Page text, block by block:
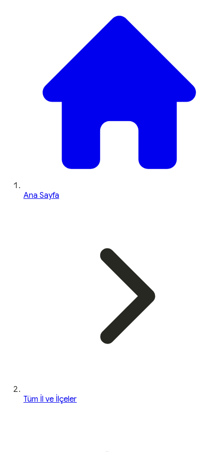
Ana Sayfa
Tüm İl ve İlçeler